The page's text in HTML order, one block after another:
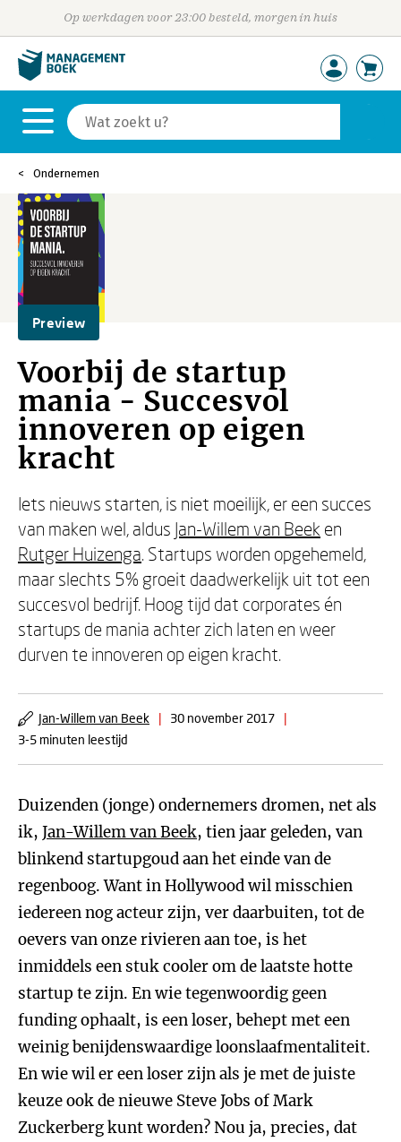
Op werkdagen voor 23:00 besteld, morgen in huis
Ondernemen
Preview
Voorbij de startup
mania - Succesvol
innoveren op eigen
kracht
Iets nieuws starten, is niet moeilijk, er een succes
van maken wel, aldus Jan-Willem van Beek en
Rutger Huizenga. Startups worden opgehemeld,
maar slechts 5% groeit daadwerkelijk uit tot een
succesvol bedrijf. Hoog tijd dat corporates én
startups de mania achter zich laten en weer
durven te innoveren op eigen kracht.
Jan-Willem van Beek | 30 november 2017
|
3-5 minuten leestijd
Duizenden (jonge) ondernemers dromen, net als
ik, Jan-Willem van Beek, tien jaar geleden, van
blinkend startupgoud aan het einde van de
regenboog. Want in Hollywood wil misschien
iedereen nog acteur zijn, ver daarbuiten, tot de
oevers van onze rivieren aan toe, is het
inmiddels een stuk cooler om de laatste hotte
startup te zijn. En wie tegenwoordig geen
funding ophaalt, is een loser, behept met een
weinig benijdenswaardige loonslaafmentaliteit.
En wie wil er een loser zijn als je met de juiste
keuze ook de nieuwe Steve Jobs of Mark
Zuckerberg kunt worden? Nou ja, precies, dat